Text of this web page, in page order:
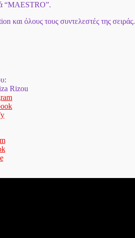
“ΜAESTRO”.
και όλους τους συντελεστές της σειράς.
Rizou